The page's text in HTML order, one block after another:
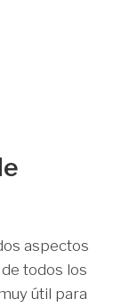
aspectos
todos los
útil para